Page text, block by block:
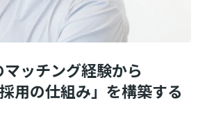
ッチング経験から
用の仕組み」を構築する